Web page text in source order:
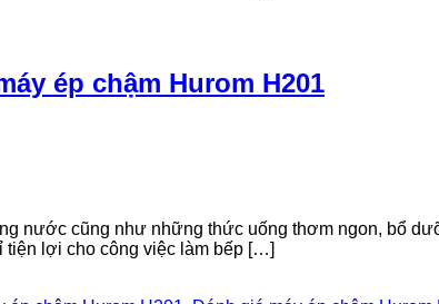
ép chậm Hurom H201
nước cũng như những thức uống thơm ngon, bổ
tiện lợi cho công việc làm bếp […]